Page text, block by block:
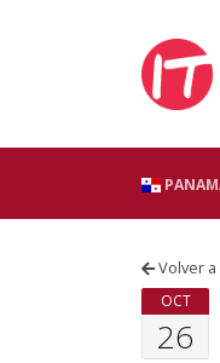
Volver a
OCT
26